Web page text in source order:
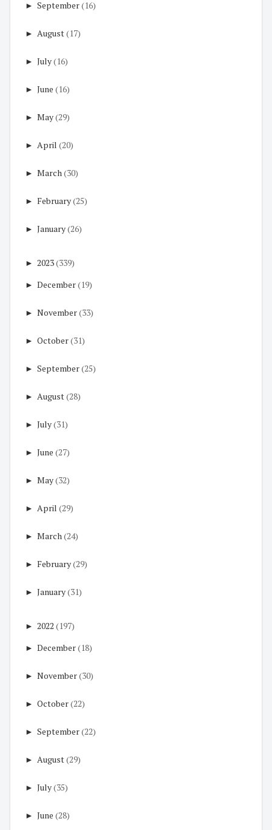
► September(16)
► August(17)
► July(16)
► June (16)
► May(29)
► April (20)
► March (30)
► February(25)
► January(26)
► 2023(339)
► December(19)
► November(33)
► October(31)
► September(25)
► August(28)
► July(31)
► June (27)
► May(32)
► April (29)
► March (24)
► February(29)
► January(31)
► 2022 (197)
► December(18)
► November(30)
► October(22)
► September(22)
► August(29)
► July(35)
► June (28)